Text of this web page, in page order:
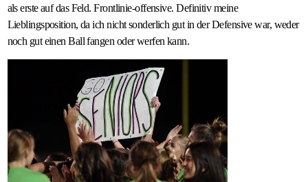
als erste auf das Feld. Frontlinie-offensive. Definitiv meine
Lieblingsposition, da ich nicht sonderlich gut in der Defensive war, weder
noch gut einen Ball fangen oder werfen kann.